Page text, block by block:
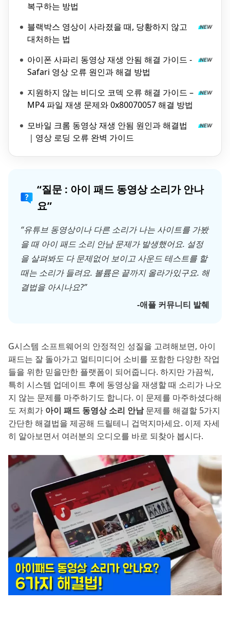
복구하는 방법
블랙박스 영상이 사라졌을 때, 당황하지 않고
대처하는 법
아이폰 사파리 동영상 재생 안됨 해결 가이드 -
Safari 영상 오류 원인과 해결 방법
지원하지 않는 비디오 코덱 오류 해결 가이드 –
MP4 파일 재생 문제와 0x80070057 해결 방법
모바일 크롬 동영상 재생 안됨 원인과 해결법
｜영상 로딩 오류 완벽 가이드
“질문 : 아이 패드 동영상 소리가 안나
요”
“유튜브 동영상이나 다른 소리가 나는 사이트를 가봤
을 때 아이 패드 소리 안남 문제가 발생했어요. 설정
을 살펴봐도 다 문제없어 보이고 사운드 테스트를 할
때는 소리가 들려요. 볼륨은 끝까지 올라가있구요. 해
결법을 아시나요?”
-애플 커뮤니티 발췌
G시스템 소프트웨어의 안정적인 성질을 고려해보면, 아이
패드는 잘 돌아가고 멀티미디어 소비를 포함한 다양한 작업
들을 위한 믿을만한 플랫폼이 되어줍니다. 하지만 가끔씩,
특히 시스템 업데이트 후에 동영상을 재생할 때 소리가 나오
지 않는 문제를 마주하기도 합니다. 이 문제를 마주하셨다해
도 저희가 아이 패드 동영상 소리 안남문제를 해결할 5가지
간단한 해결법을 제공해 드릴테니 겁먹지마세요. 이제 자세
히 알아보면서 여러분의 오디오를 바로 되찾아 봅시다.